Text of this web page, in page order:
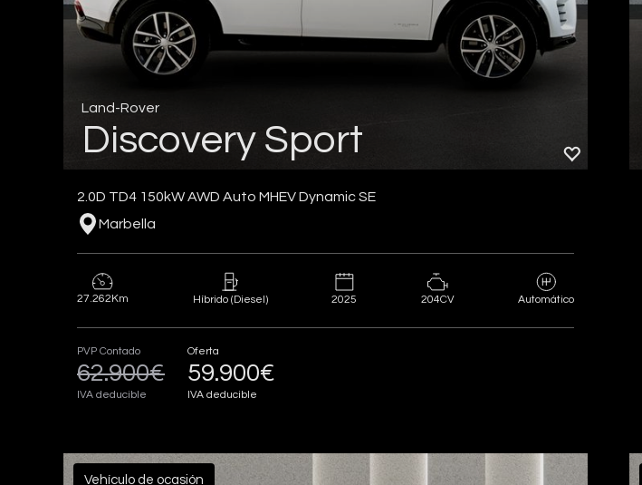
Land-Rover
Discovery Sport
2.0D TD4 150kW AWD Auto MHEV Dynamic SE
Marbella
27.262Km Híbrido (Diesel) 2025 204CV Automático
PVP Contado
62.900€
IVA deducible
Oferta
59.900€
IVA deducible
Vehículo de ocasión